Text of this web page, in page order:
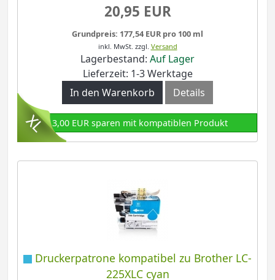
20,95 EUR
Grundpreis: 177,54 EUR pro 100 ml
inkl. MwSt. zzgl. Versand
Lagerbestand: Auf Lager
Lieferzeit: 1-3 Werktage
In den Warenkorb
Details
13,00 EUR sparen mit kompatiblen Produkt
Druckerpatrone kompatibel zu Brother LC-
225XLC cyan